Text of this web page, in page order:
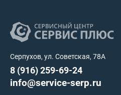
Серпухов, ул. Советская, 78А
8 (916) 259-69-24
info@service-serp.ru